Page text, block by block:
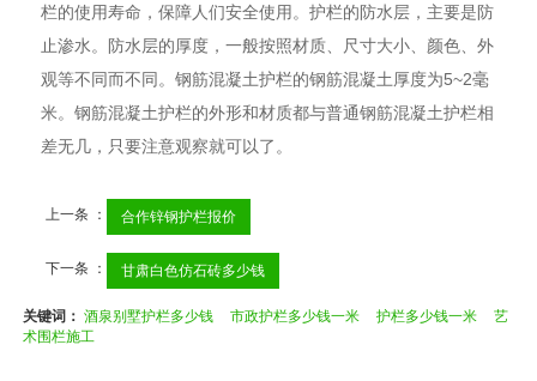
栏的使用寿命，保障人们安全使用。护栏的防水层，主要是防
止渗水。防水层的厚度，一般按照材质、尺寸大小、颜色、外
观等不同而不同。钢筋混凝土护栏的钢筋混凝土厚度为5~2毫
米。钢筋混凝土护栏的外形和材质都与普通钢筋混凝土护栏相
差无几，只要注意观察就可以了。
上一条 ： 合作锌钢护栏报价
下一条 ： 甘肃白色仿石砖多少钱
关键词：酒泉别墅护栏多少钱 市政护栏多少钱一米 护栏多少钱一米
艺
术围栏施工